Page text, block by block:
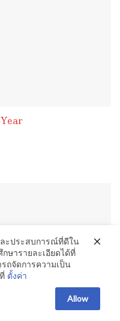
ะประสบการณ์ที่ดีใน
ษารายละเอียดได้ที่
ถจัดการความเป็น
ตั้งค่า
Allow